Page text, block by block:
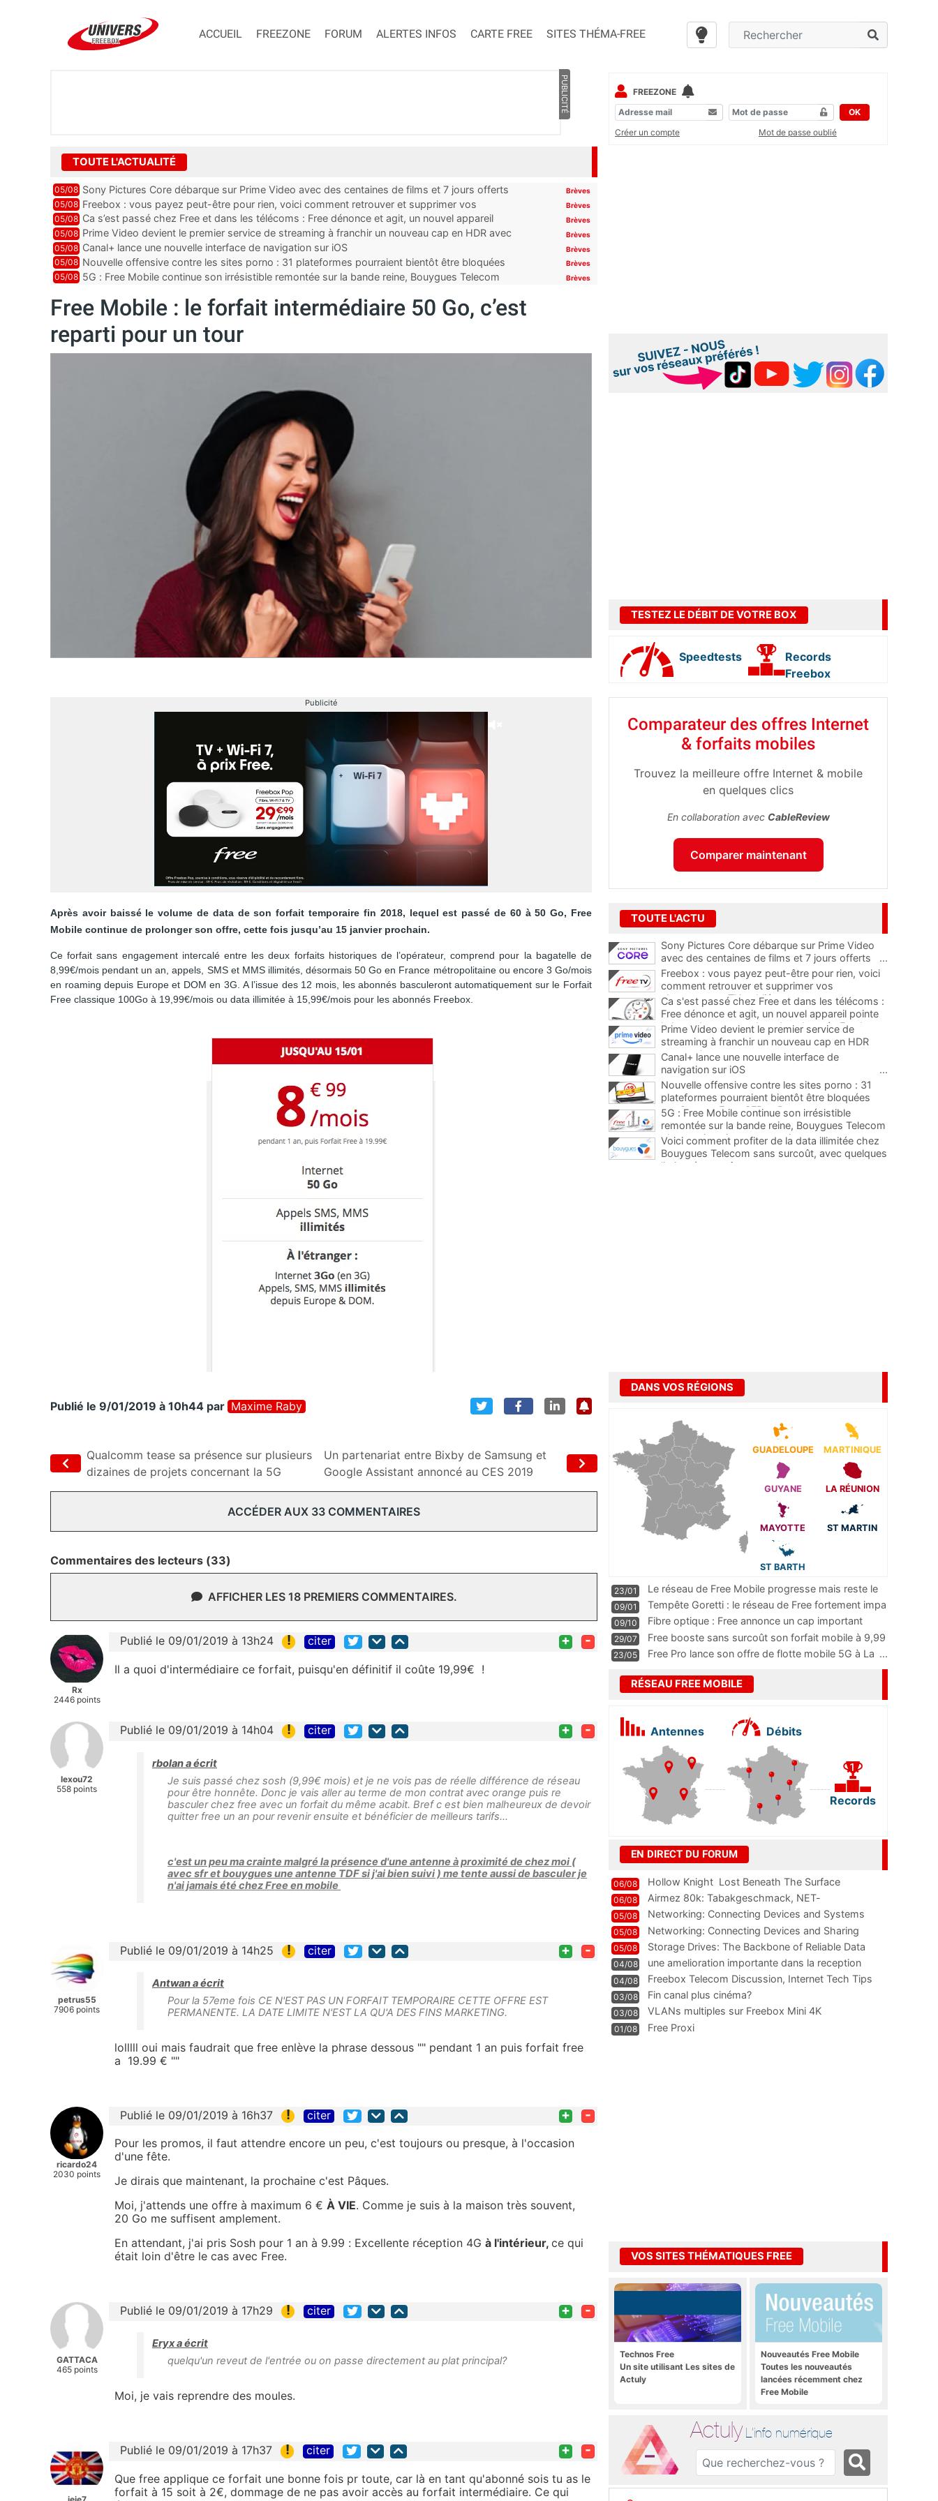
ACCUEIL FREEZONE FORUM ALERTES INFOS CARTE FREE SITES THÉMA-FREE
PUBLICITÉ
TOUTE L'ACTUALITÉ
05/08 Sony Pictures Core débarque sur Prime Video avec des centaines de films et 7 jours offerts Brèves
05/08 Freebox : vous payez peut-être pour rien, voici comment retrouver et supprimer vos
abonnements TV oubliés
Brèves
05/08 Ca s’est passé chez Free et dans les télécoms : Free dénonce et agit, un nouvel appareil
pointe le bout de...
Brèves
05/08 Prime Video devient le premier service de streaming à franchir un nouveau cap en HDR avec
ce lancement
Brèves
05/08 Canal+ lance une nouvelle interface de navigation sur iOS Brèves
05/08 Nouvelle offensive contre les sites porno : 31 plateformes pourraient bientôt être bloquées
par Orange, Free, SF...
Brèves
05/08 5G : Free Mobile continue son irrésistible remontée sur la bande reine, Bouygues Telecom
Brèves
Free Mobile : le forfait intermédiaire 50 Go, c’est
reparti pour un tour
Publicité
Après avoir baissé le volume de data de son forfait temporaire fin 2018, lequel est passé de 60 à 50 Go, Free
Mobile continue de prolonger son offre, cette fois jusqu’au 15 janvier prochain.
Ce forfait sans engagement intercalé entre les deux forfaits historiques de l’opérateur, comprend pour la bagatelle de
8,99€/mois pendant un an, appels, SMS et MMS illimités, désormais 50 Go en France métropolitaine ou encore 3 Go/mois
en roaming depuis Europe et DOM en 3G. A l’issue des 12 mois, les abonnés basculeront automatiquement sur le Forfait
Free classique 100Go à 19,99€/mois ou data illimitée à 15,99€/mois pour les abonnés Freebox.
Publié le 9/01/2019 à 10h44 par Maxime Raby
Qualcomm tease sa présence sur plusieurs
dizaines de projets concernant la 5G
Un partenariat entre Bixby de Samsung et
Google Assistant annoncé au CES 2019
ACCÉDER AUX 33 COMMENTAIRES
Commentaires des lecteurs (33)
AFFICHER LES 18 PREMIERS COMMENTAIRES.
Rx
2446 points
Publié le 09/01/2019 à 13h24 ! citer + -
Il a quoi d'intermédiaire ce forfait, puisqu'en définitif il coûte 19,99€ !
lexou72
558 points
Publié le 09/01/2019 à 14h04 ! citer + -
rbolan a écrit
Je suis passé chez sosh (9,99€ mois) et je ne vois pas de réelle différence de réseau
pour être honnête. Donc je vais aller au terme de mon contrat avec orange puis re
basculer chez free avec un forfait du même acabit. Bref c est bien malheureux de devoir
quitter free un an pour revenir ensuite et bénéficier de meilleurs tarifs...
c'est un peu ma crainte malgré la présence d'une antenne à proximité de chez moi (
avec sfr et bouygues une antenne TDF si j'ai bien suivi ) me tente aussi de basculer je
n'ai jamais été chez Free en mobile
petrus55
7906 points
Publié le 09/01/2019 à 14h25 ! citer + -
Antwan a écrit
Pour la 57eme fois CE N'EST PAS UN FORFAIT TEMPORAIRE CETTE OFFRE EST
PERMANENTE. LA DATE LIMITE N'EST LA QU'A DES FINS MARKETING.
lolllll oui mais faudrait que free enlève la phrase dessous "" pendant 1 an puis forfait free
a 19.99 € ""
ricardo24
2030 points
Publié le 09/01/2019 à 16h37 ! citer + -
Pour les promos, il faut attendre encore un peu, c'est toujours ou presque, à l'occasion
d'une fête.
Je dirais que maintenant, la prochaine c'est Pâques.
Moi, j'attends une offre à maximum 6 € À VIE. Comme je suis à la maison très souvent,
20 Go me suffisent amplement.
En attendant, j'ai pris Sosh pour 1 an à 9.99 : Excellente réception 4G à l'intérieur, ce qui
était loin d'être le cas avec Free.
GATTACA
465 points
Publié le 09/01/2019 à 17h29 ! citer + -
Eryx a écrit
quelqu'un reveut de l'entrée ou on passe directement au plat principal?
Moi, je vais reprendre des moules.
Publié le 09/01/2019 à 17h37 ! citer + -
Que free applique ce forfait une bonne fois pr toute, car là en tant qu'abonné sois tu as le
forfait à 15 soit à 2€, dommage de ne pas avoir accès au forfait intermédiaire. Ce qui
FREEZONE
OK
Créer un compte
Mot de passe oublié
TESTEZ LE DÉBIT DE VOTRE BOX
Speedtests
Records
Freebox
Comparateur des offres Internet
& forfaits mobiles
Trouvez la meilleure offre Internet & mobile
en quelques clics
En collaboration avec CableReview
Comparer maintenant
TOUTE L'ACTU
Sony Pictures Core débarque sur Prime Video
avec des centaines de films et 7 jours offerts
...
Freebox : vous payez peut-être pour rien, voici
comment retrouver et supprimer vos
abonnements TV oubliés
...
Ca s'est passé chez Free et dans les télécoms :
Free dénonce et agit, un nouvel appareil pointe
le bout de son nez chez des abonnés Freebox...
Prime Video devient le premier service de
streaming à franchir un nouveau cap en HDR
avec ce lancement
Canal+ lance une nouvelle interface de
navigation sur iOS
...
Nouvelle offensive contre les sites porno : 31
plateformes pourraient bientôt être bloquées
par Orange, Free, SFR et Bouygues
5G : Free Mobile continue son irrésistible
remontée sur la bande reine, Bouygues Telecom
plus que jamais sous pression
Voici comment profiter de la data illimitée chez
Bouygues Telecom sans surcoût, avec quelques
limites à connaître
DANS VOS RÉGIONS
GUADELOUPE MARTINIQUE
GUYANE LA RÉUNION
MAYOTTE ST MARTIN
ST BARTH
23/01
Le réseau de Free Mobile progresse mais reste le
m
...
09/01
Tempête Goretti : le réseau de Free fortement impa
09/10
Fibre optique : Free annonce un cap important
pass
...
29/07
Free booste sans surcoût son forfait mobile à 9,99
23/05 Free Pro lance son offre de flotte mobile 5G à La ...
RÉSEAU FREE MOBILE
Antennes Débits
Records
EN DIRECT DU FORUM
06/08 Hollow Knight  Lost Beneath The Surface
06/08
Airmez 80k: Tabakgeschmack, NET-
Technologie und Leistung im
05/08 Networking: Connecting Devices and Systems
05/08
Networking: Connecting Devices and Sharing
Information
05/08
Storage Drives: The Backbone of Reliable Data
Management
04/08
une amelioration importante dans la reception
WIFI
04/08
Freebox Telecom Discussion, Internet Tech Tips
Communi
03/08 Fin canal plus cinéma?
03/08 VLANs multiples sur Freebox Mini 4K
01/08 Free Proxi
VOS SITES THÉMATIQUES FREE
Technos Free
Un site utilisant Les sites de
Actuly
Nouveautés Free Mobile
Toutes les nouveautés
lancées récemment chez
Free Mobile
Actuly L'info numérique